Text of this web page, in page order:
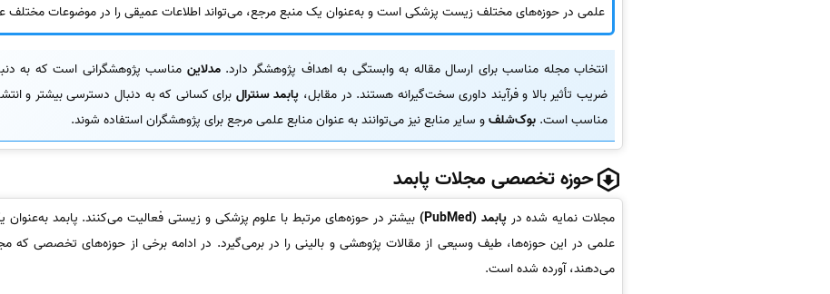
علمی در حوزه‌های مختلف زیست پزشکی است و به‌عنوان یک منبع مرجع، می‌تواند اطلاعات عمیقی را در موضوعات مختلف
انتخاب مجله مناسب برای ارسال مقاله به وابستگی به اهداف پژوهشگر دارد.مدلاین مناسب پژوهشگرانی است که به
ضریب تأثیر بالا و فرآیند داوری سخت‌گیرانه هستند. در مقابل، پابمد سنترال برای کسانی که به دنبال دسترسی بیشتر و
مناسب است. بوک‌شلفو سایر منابع نیز می‌توانند به عنوان منابع علمی مرجع برای پژوهشگران استفاده شوند.
حوزه تخصصی مجلات پابمد
مجلات نمایه شده درپابمد (PubMed)
بیشتر در حوزه‌های مرتبط با علوم پزشکی و زیستی فعالیت می‌کنند. پابمد به‌عنوان
علمی در این حوزه‌ها، طیف وسیعی از مقالات پژوهشی و بالینی را در برمی‌گیرد. در ادامه برخی از حوزه‌های تخصصی که
می‌دهند، آورده شده است.